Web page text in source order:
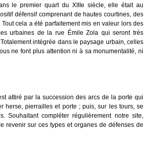
le premier quart du XIIIe siècle, elle était au
défensif comprenant de hautes courtines, des
cela a été parfaitement mis en valeur lors des
urbaines de la rue Émile Zola qui seront très
intégrée dans le paysage urbain, celles
ne font plus attention ni à sa monumentalité, ni
attiré par la succession des arcs de la porte qui
herse, pierrailles et porte ; puis, sur les tours, se
Souhaitant compléter régulièrement notre site,
revenir sur ces types et organes de défenses de